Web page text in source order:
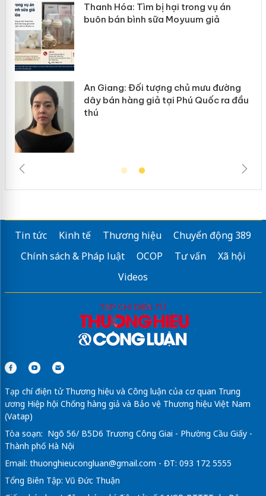
Thanh Hóa: Tìm bị hại trong vụ án
buôn bán bình sữa Moyuum giả
An Giang: Đối tượng chủ mưu đường
dây bán hàng giả tại Phú Quốc ra đầu
thú
Tin tức Kinh tế Thương hiệu
Chuyển động 389
Chính sách & Pháp luật
OCOP Tư vấn
Xã hội
Videos
Tạp chí điện tử Thương hiệu và Công luận của cơ quan Trung
ương Hiệp hội Chống hàng giả và Bảo vệ Thương hiệu Việt Nam
(Vatap)
Tòa soạn: Ngõ 56/ B5D6 Trương Công Giai - Phường Cầu Giấy -
Thành phố Hà Nội
Email: thuonghieucongluan@gmail.com - ĐT: 093 172 5555
Tổng Biên Tập: Vũ Đức Thuận